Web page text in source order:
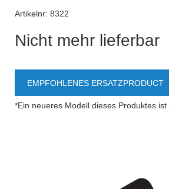
Artikelnr: 8322
Nicht mehr lieferbar
EMPFOHLENES ERSATZPRODUCT
*Ein neueres Modell dieses Produktes ist